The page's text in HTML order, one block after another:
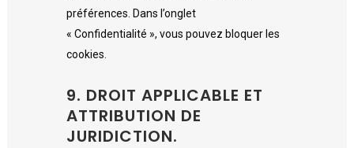
préférences. Dans l’onglet
« Confidentialité », vous pouvez bloquer les
cookies.
9. DROIT APPLICABLE ET
ATTRIBUTION DE
JURIDICTION.